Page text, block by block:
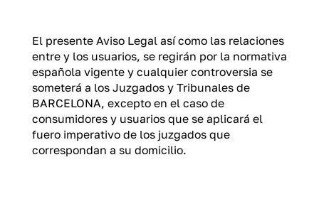
El presente Aviso Legal así como las relaciones
entre y los usuarios, se regirán por la normativa
española vigente y cualquier controversia se
someterá a los Juzgados y Tribunales de
BARCELONA, excepto en el caso de
consumidores y usuarios que se aplicará el
fuero imperativo de los juzgados que
correspondan a su domicilio.